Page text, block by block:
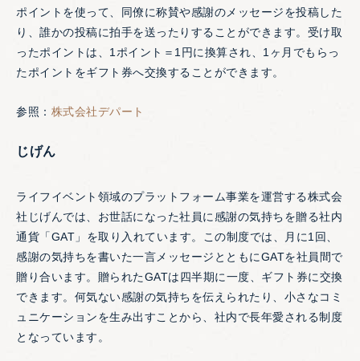
ポイントを使って、同僚に称賛や感謝のメッセージを投稿した
り、誰かの投稿に拍手を送ったりすることができます。受け取
ったポイントは、1ポイント＝1円に換算され、1ヶ月でもらっ
たポイントをギフト券へ交換することができます。
参照： 株式会社デパート
じげん
ライフイベント領域のプラットフォーム事業を運営する株式会
社じげんでは、お世話になった社員に感謝の気持ちを贈る社内
通貨「GAT」を取り入れています。この制度では、月に1回、
感謝の気持ちを書いた一言メッセージとともにGATを社員間で
贈り合います。贈られたGATは四半期に一度、ギフト券に交換
できます。何気ない感謝の気持ちを伝えられたり、小さなコミ
ュニケーションを生み出すことから、社内で長年愛される制度
となっています。